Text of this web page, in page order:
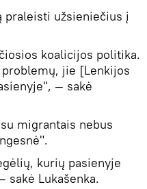
praleisti užsieniečius į
koalicijos politika.
jie [Lenkijos
— sakė
migrantais nebus
kurių pasienyje
sakė Lukašenka.